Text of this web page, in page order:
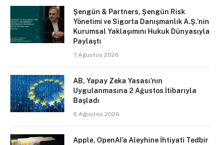
Şengün & Partners, Şengün Risk
Yönetimi ve Sigorta Danışmanlık A.Ş.’nin
Kurumsal Yaklaşımını Hukuk Dünyasıyla
Paylaştı
7 Ağustos 2026
AB, Yapay Zeka Yasası’nın
Uygulanmasına 2 Ağustos İtibarıyla
Başladı
6 Ağustos 2026
Apple, OpenAI’a Aleyhine İhtiyati Tedbir